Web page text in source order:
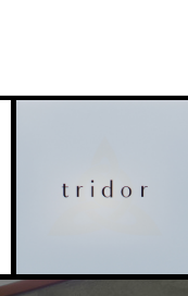
知らせ